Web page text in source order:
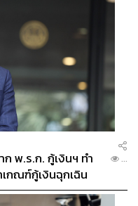
ด์จะเข้มแข็ง แต่ยังมี
นไปต่อ และมีความรู้สึก
ของเรื่องราวเท่านั้น
ยูไนเต็ดก็ยังมีเป้าหมาย
ดมเบเลเองอยู่ในข่ายที่
ได้ตัวซานโชเท่านั้น
พ.ร.ก. กู้เงินฯ ทำ
เกณฑ์กู้เงินฉุกเฉิน
...